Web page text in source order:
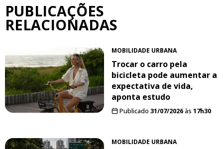
PUBLICAÇÕES
RELACIONADAS
MOBILIDADE URBANA
Trocar o carro pela
bicicleta pode aumentar a
expectativa de vida,
aponta estudo
Publicado 31/07/2026às 17h30
MOBILIDADE URBANA